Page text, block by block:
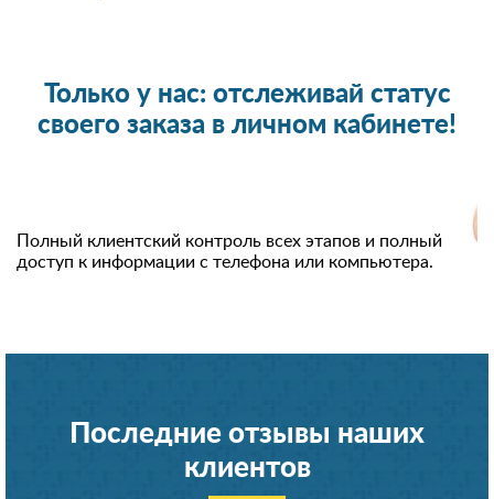
Только у нас: отслеживай статус
своего заказа в личном кабинете!
Полный клиентский контроль всех этапов и полный
доступ к информации с телефона или компьютера.
Последние отзывы наших
клиентов